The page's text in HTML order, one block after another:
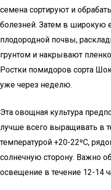
семена сортируют и
болезней. Затем в широкую
плодородной почвы,
грунтом и накрывают
Ростки помидоров сорта
уже через неделю.
Эта овощная культура
лучше всего выращивать в
температурой +20-22ºС,
солнечную сторону. Важно
освещение в течение 12-14